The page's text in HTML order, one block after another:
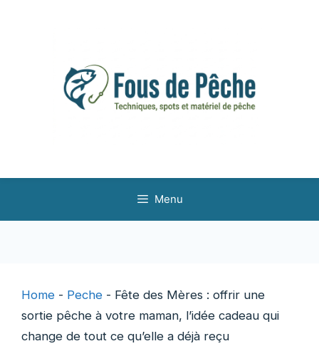
Menu
Home - Peche - Fête des Mères : offrir une
sortie pêche à votre maman, l’idée cadeau qui
change de tout ce qu’elle a déjà reçu